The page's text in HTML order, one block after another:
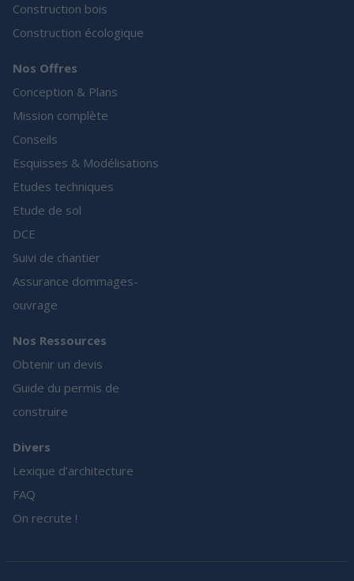
Construction bois
Construction écologique
Nos Offres
Conception & Plans
Mission complète
Conseils
Esquisses & Modélisations
Etudes techniques
Etude de sol
DCE
Suivi de chantier
Assurance dommages-
ouvrage
Nos Ressources
Obtenir un devis
Guide du permis de
construire
Divers
Lexique d’architecture
FAQ
On recrute !